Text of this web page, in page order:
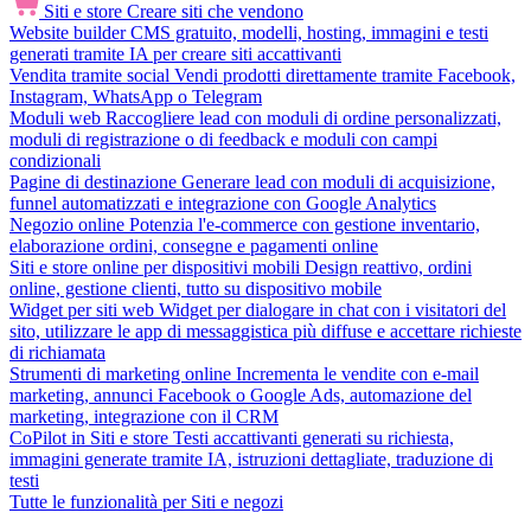
Siti e store Creare siti che vendono
Website builder CMS gratuito, modelli, hosting, immagini e testi
generati tramite IA per creare siti accattivanti
Vendita tramite social Vendi prodotti direttamente tramite Facebook,
Instagram, WhatsApp o Telegram
Moduli web Raccogliere lead con moduli di ordine personalizzati,
moduli di registrazione o di feedback e moduli con campi
condizionali
Pagine di destinazione Generare lead con moduli di acquisizione,
funnel automatizzati e integrazione con Google Analytics
Negozio online Potenzia l'e-commerce con gestione inventario,
elaborazione ordini, consegne e pagamenti online
Siti e store online per dispositivi mobili Design reattivo, ordini
online, gestione clienti, tutto su dispositivo mobile
Widget per siti web Widget per dialogare in chat con i visitatori del
sito, utilizzare le app di messaggistica più diffuse e accettare richieste
di richiamata
Strumenti di marketing online Incrementa le vendite con e-mail
marketing, annunci Facebook o Google Ads, automazione del
marketing, integrazione con il CRM
CoPilot in Siti e store Testi accattivanti generati su richiesta,
immagini generate tramite IA, istruzioni dettagliate, traduzione di
testi
Tutte le funzionalità per Siti e negozi